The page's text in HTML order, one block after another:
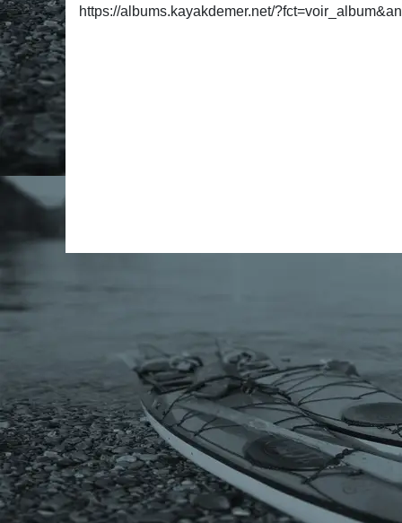
https://albums.kayakdemer.net/